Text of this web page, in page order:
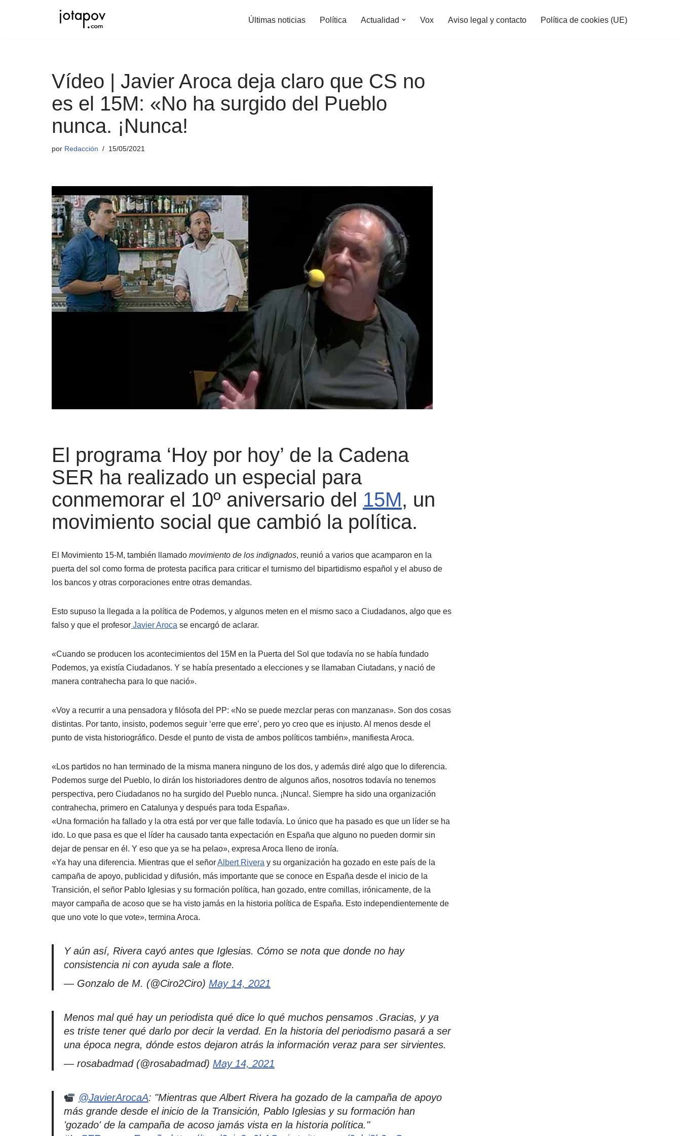
Últimas noticias Política Actualidad Vox Aviso legal y contacto Política de cookies (UE)
Vídeo | Javier Aroca deja claro que CS no
es el 15M: «No ha surgido del Pueblo
nunca. ¡Nunca!
por Redacción 15/05/2021
El programa ‘Hoy por hoy’ de la Cadena
SER ha realizado un especial para
conmemorar el 10º aniversario del 15M, un
movimiento social que cambió la política.
El Movimiento 15-M, también llamado movimiento de los indignados, reunió a varios que acamparon en la
puerta del sol como forma de protesta pacifica para criticar el turnismo del bipartidismo español y el abuso de
los bancos y otras corporaciones entre otras demandas.
Esto supuso la llegada a la política de Podemos, y algunos meten en el mismo saco a Ciudadanos, algo que es
falso y que el profesor Javier Aroca se encargó de aclarar.
«Cuando se producen los acontecimientos del 15M en la Puerta del Sol que todavía no se había fundado
Podemos, ya existía Ciudadanos. Y se había presentado a elecciones y se llamaban Ciutadans, y nació de
manera contrahecha para lo que nació».
«Voy a recurrir a una pensadora y filósofa del PP: «No se puede mezclar peras con manzanas». Son dos cosas
distintas. Por tanto, insisto, podemos seguir ‘erre que erre’, pero yo creo que es injusto. Al menos desde el
punto de vista historiográfico. Desde el punto de vista de ambos políticos también», manifiesta Aroca.
«Los partidos no han terminado de la misma manera ninguno de los dos, y además diré algo que lo diferencia.
Podemos surge del Pueblo, lo dirán los historiadores dentro de algunos años, nosotros todavía no tenemos
perspectiva, pero Ciudadanos no ha surgido del Pueblo nunca. ¡Nunca!. Siempre ha sido una organización
contrahecha, primero en Catalunya y después para toda España».
«Una formación ha fallado y la otra está por ver que falle todavía. Lo único que ha pasado es que un líder se ha
ido. Lo que pasa es que el líder ha causado tanta expectación en España que alguno no pueden dormir sin
dejar de pensar en él. Y eso que ya se ha pelao», expresa Aroca lleno de ironía.
«Ya hay una diferencia. Mientras que el señorAlbert Rivera y su organización ha gozado en este país de la
campaña de apoyo, publicidad y difusión, más importante que se conoce en España desde el inicio de la
Transición, el señor Pablo Iglesias y su formación política, han gozado, entre comillas, irónicamente, de la
mayor campaña de acoso que se ha visto jamás en la historia política de España. Esto independientemente de
que uno vote lo que vote», termina Aroca.
Y aún así, Rivera cayó antes que Iglesias. Cómo se nota que donde no hay
consistencia ni con ayuda sale a flote.
— Gonzalo de M. (@Ciro2Ciro) May 14, 2021
Menos mal qué hay un periodista qué dice lo qué muchos pensamos .Gracias, y ya
es triste tener qué darlo por decir la verdad. En la historia del periodismo pasará a ser
una época negra, dónde estos dejaron atrás la información veraz para ser sirvientes.
— rosabadmad (@rosabadmad) May 14, 2021
@JavierArocaA: "Mientras que Albert Rivera ha gozado de la campaña de apoyo
más grande desde el inicio de la Transición, Pablo Iglesias y su formación han
'gozado' de la campaña de acoso jamás vista en la historia política."